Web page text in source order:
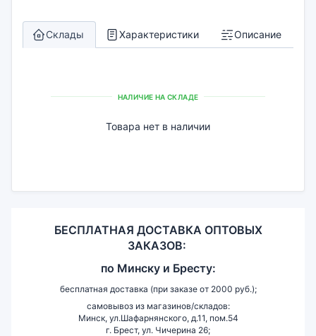
Склады Характеристики Описание
НАЛИЧИЕ НА СКЛАДЕ
Товара нет в наличии
БЕСПЛАТНАЯ ДОСТАВКА ОПТОВЫХ
ЗАКАЗОВ:
по Минску и Бресту:
бесплатная доставка (при заказе от 2000 руб.);
самовывоз из магазинов/складов:
Минск, ул.Шафарнянского, д.11, пом.54
г. Брест, ул. Чичерина 26;